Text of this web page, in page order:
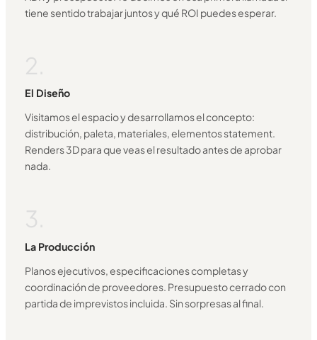
tiene sentido trabajar juntos y qué ROI puedes esperar.
2.
El Diseño
Visitamos el espacio y desarrollamos el concepto:
distribución, paleta, materiales, elementos statement.
Renders 3D para que veas el resultado antes de aprobar
nada.
3.
La Producción
Planos ejecutivos, especificaciones completas y
coordinación de proveedores. Presupuesto cerrado con
partida de imprevistos incluida. Sin sorpresas al final.